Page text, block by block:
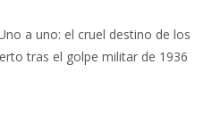
a uno: el cruel destino de los
tras el golpe militar de 1936